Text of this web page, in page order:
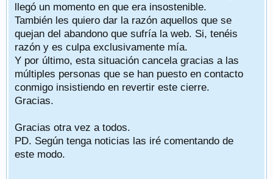
llegó un momento en que era insostenible.
También les quiero dar la razón aquellos que se
quejan del abandono que sufría la web. Si, tenéis
razón y es culpa exclusivamente mía.
Y por último, esta situación cancela gracias a las
múltiples personas que se han puesto en contacto
conmigo insistiendo en revertir este cierre.
Gracias.
Gracias otra vez a todos.
PD. Según tenga noticias las iré comentando de
este modo.